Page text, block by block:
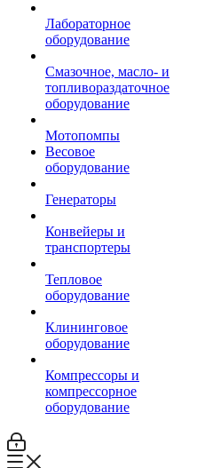
Лабораторное
оборудование
Смазочное, масло- и
топливораздаточное
оборудование
Мотопомпы
Весовое
оборудование
Генераторы
Конвейеры и
транспортеры
Тепловое
оборудование
Клининговое
оборудование
Компрессоры и
компрессорное
оборудование